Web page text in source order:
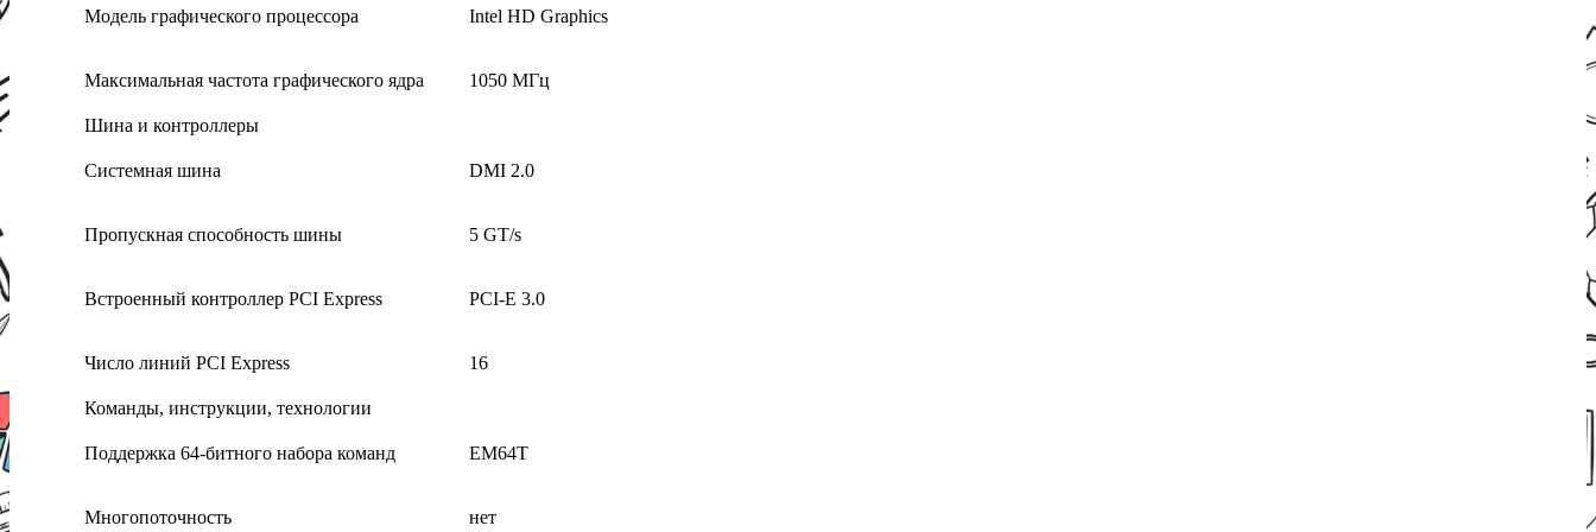
Модель графического процессора Intel HD Graphics
Максимальная частота графического ядра 1050 МГц
Шина и контроллеры
Системная шина DMI 2.0
Пропускная способность шины 5 GT/s
Встроенный контроллер PCI Express PCI-E 3.0
Число линий PCI Express 16
Команды, инструкции, технологии
Поддержка 64-битного набора команд EM64T
Многопоточность нет